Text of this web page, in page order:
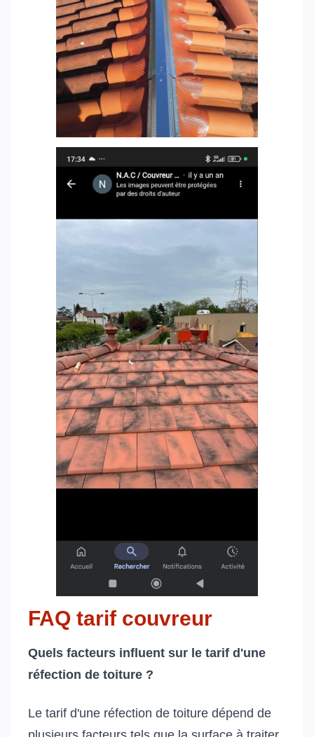
FAQ tarif couvreur
Quels facteurs influent sur le tarif d'une
réfection de toiture ?
Le tarif d'une réfection de toiture dépend de